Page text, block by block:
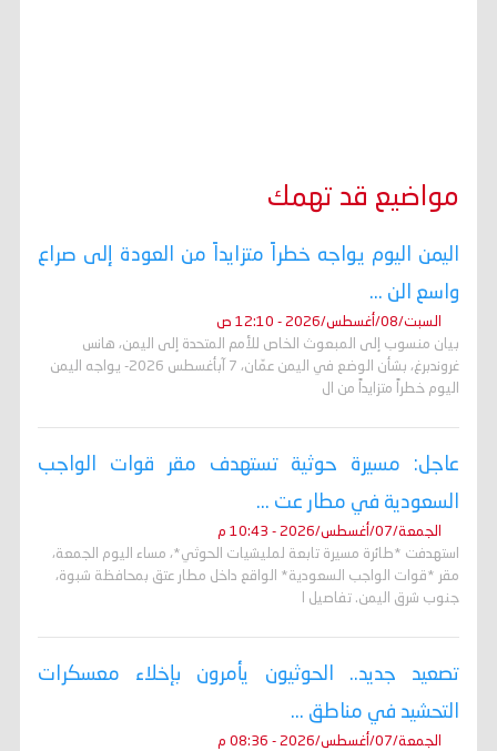
مواضيع قد تهمك
اليمن اليوم يواجه خطراً متزايداً من العودة إلى صراع
واسع الن ...
السبت/08/أغسطس/2026 - 12:10 ص
بيان منسوب إلى المبعوث الخاص للأمم المتحدة إلى اليمن، هانس
غروندبرغ، بشأن الوضع في اليمن عمّان، 7 آبأغسطس 2026- يواجه اليمن
اليوم خطراً متزايداً من ال
عاجل: مسيرة حوثية تستهدف مقر قوات الواجب
السعودية في مطار عت ...
الجمعة/07/أغسطس/2026 - 10:43 م
استهدفت *طائرة مسيرة تابعة لمليشيات الحوثي*، مساء اليوم الجمعة،
مقر *قوات الواجب السعودية* الواقع داخل مطار عتق بمحافظة شبوة،
جنوب شرق اليمن. تفاصيل ا
تصعيد جديد.. الحوثيون يأمرون بإخلاء معسكرات
التحشيد في مناطق ...
الجمعة/07/أغسطس/2026 - 08:36 م